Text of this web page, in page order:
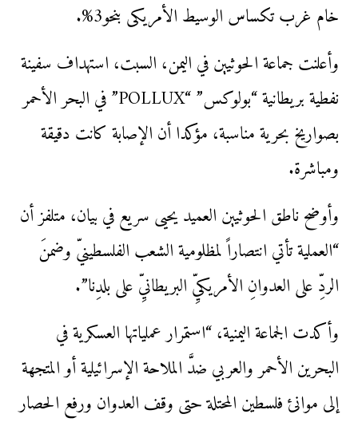
خام غرب تكساس الوسيط الأمريكى بنحو3%.
وأعلنت جماعة الحوثيين في اليمن، السبت، استهداف سفينة
نفطية بريطانية “بولوكس” “POLLUX” في البحر الأحمر
بصواريخ بحرية مناسبة، مؤكدا أن الإصابة كانت دقيقة
ومباشرة.
وأوضح ناطق الحوثيين العميد يحيى سريع في بيان، متلفز أن
“العملية تأتي انتصاراً لمظلومية الشعب الفلسطينيّ وضمنَ
الردِّ على العدوانِ الأمريكيِّ البريطانيِّ على بلدِنا”.
وأكدت الجماعة اليمنية، “استمرار عملياتها العسكرية في
البحرين الأحمر والعربي ضدَّ الملاحة الإسرائيلية أو المتجهة
إلى موانئ فلسطين المحتلة حتى وقف العدوان ورفع الحصار